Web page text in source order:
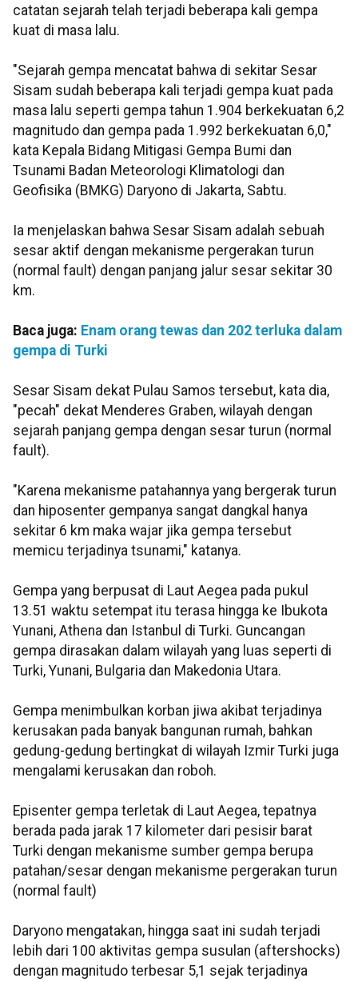
catatan sejarah telah terjadi beberapa kali gempa
kuat di masa lalu.
"Sejarah gempa mencatat bahwa di sekitar Sesar
Sisam sudah beberapa kali terjadi gempa kuat pada
masa lalu seperti gempa tahun 1.904 berkekuatan 6,2
magnitudo dan gempa pada 1.992 berkekuatan 6,0,"
kata Kepala Bidang Mitigasi Gempa Bumi dan
Tsunami Badan Meteorologi Klimatologi dan
Geofisika (BMKG) Daryono di Jakarta, Sabtu.
Ia menjelaskan bahwa Sesar Sisam adalah sebuah
sesar aktif dengan mekanisme pergerakan turun
(normal fault) dengan panjang jalur sesar sekitar 30
km.
Baca juga: Enam orang tewas dan 202 terluka dalam
gempa di Turki
Sesar Sisam dekat Pulau Samos tersebut, kata dia,
"pecah" dekat Menderes Graben, wilayah dengan
sejarah panjang gempa dengan sesar turun (normal
fault).
"Karena mekanisme patahannya yang bergerak turun
dan hiposenter gempanya sangat dangkal hanya
sekitar 6 km maka wajar jika gempa tersebut
memicu terjadinya tsunami," katanya.
Gempa yang berpusat di Laut Aegea pada pukul
13.51 waktu setempat itu terasa hingga ke Ibukota
Yunani, Athena dan Istanbul di Turki. Guncangan
gempa dirasakan dalam wilayah yang luas seperti di
Turki, Yunani, Bulgaria dan Makedonia Utara.
Gempa menimbulkan korban jiwa akibat terjadinya
kerusakan pada banyak bangunan rumah, bahkan
gedung-gedung bertingkat di wilayah Izmir Turki juga
mengalami kerusakan dan roboh.
Episenter gempa terletak di Laut Aegea, tepatnya
berada pada jarak 17 kilometer dari pesisir barat
Turki dengan mekanisme sumber gempa berupa
patahan/sesar dengan mekanisme pergerakan turun
(normal fault)
Daryono mengatakan, hingga saat ini sudah terjadi
lebih dari 100 aktivitas gempa susulan (aftershocks)
dengan magnitudo terbesar 5,1 sejak terjadinya